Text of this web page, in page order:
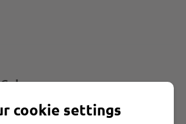
Lübeck erinnern an Räum- und
cookie settings